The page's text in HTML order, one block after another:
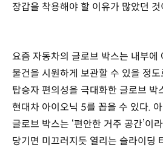
장갑을 착용해야 할 이유가 많았던 것
요즘 자동차의 글로브 박스는 내부에
물건을 시원하게 보관할 수 있을 정
탑승자 편의성을 극대화한 글로브 박
현대차 아이오닉 5를 꼽을 수 있다.
글로브 박스는 ‘편안한 거주 공간’이
당기면 미끄러지듯 열리는 슬라이딩